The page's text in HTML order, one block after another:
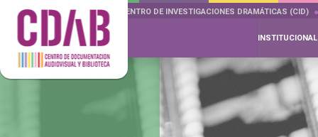
DOCUMENTA DRAMÁTICAS CENTRO DE INVESTIGACIONES DRAMÁTICAS (CID)
INSTITUCIONAL